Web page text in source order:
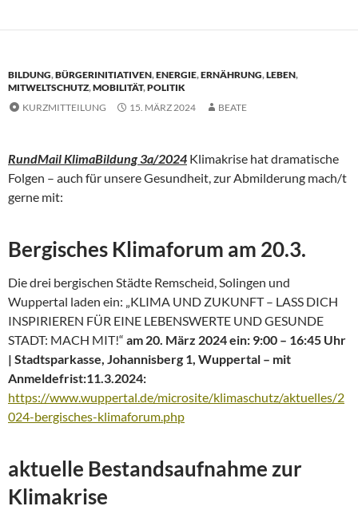
BILDUNG,BÜRGERINITIATIVEN,ENERGIE,ERNÄHRUNG,LEBEN,
MITWELTSCHUTZ,MOBILITÄT,POLITIK
KURZMITTEILUNG
15. MÄRZ 2024 BEATE
RundMail KlimaBildung 3a/2024 Klimakrise hat dramatische
Folgen – auch für unsere Gesundheit, zur Abmilderung mach/t
gerne mit:
Bergisches Klimaforum am 20.3.
Die drei bergischen Städte Remscheid, Solingen und
Wuppertal laden ein: „KLIMA UND ZUKUNFT – LASS DICH
INSPIRIEREN FÜR EINE LEBENSWERTE UND GESUNDE
STADT: MACH MIT!“ am 20. März 2024 ein: 9:00 – 16:45 Uhr
| Stadtsparkasse, Johannisberg 1, Wuppertal – mit
Anmeldefrist:11.3.2024:
https://www.wuppertal.de/microsite/klimaschutz/aktuelles/2
024-bergisches-klimaforum.php
aktuelle Bestandsaufnahme zur
Klimakrise